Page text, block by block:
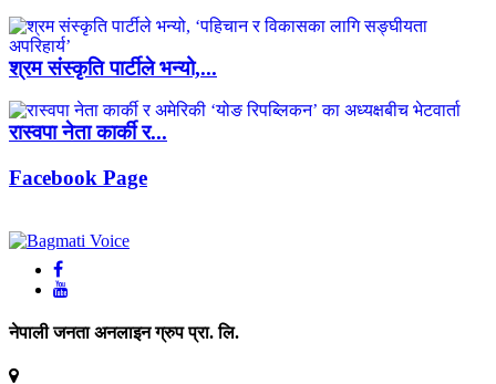
श्रम संस्कृति पार्टीले भन्यो,...
रास्वपा नेता कार्की र...
Facebook Page
नेपाली जनता अनलाइन ग्रुप प्रा. लि.